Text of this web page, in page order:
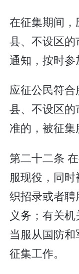
在征集期间
县、不设区
通知，按时参
应征公民符
县、不设区
准的，被征集
第二十二条
服现役，同
织招录或者
义务；有关
当服从国防
征集工作。